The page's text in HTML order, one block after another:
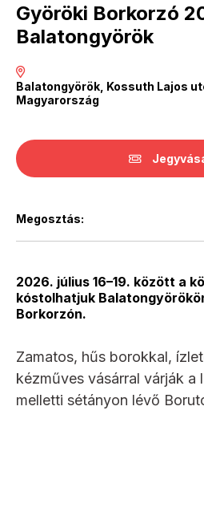
Györöki Borkorzó
Balatongyörök
Balatongyörök, Kossuth Lajos
Magyarország
Megosztás:
2026. július 16–19. között a
kóstolhatjuk
Borkorzón.
Zamatos, hűs borokkal,
kézműves vásárral várják a
melletti sétányon lévő